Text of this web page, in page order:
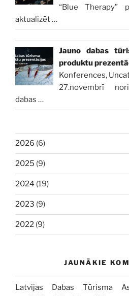
“Blue Therapy”
aktualizēt…
Jauno dabas
produktu
Konferences,
27.novembrī
dabas …
2026 (6)
2025 (9)
2024 (19)
2023 (9)
2022 (9)
JAUNĀKIE
Latvijas Dabas Tūrisma